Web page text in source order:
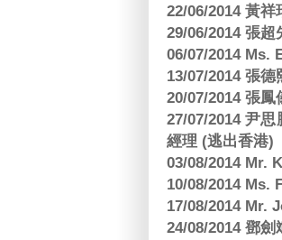
22/06/2014 黃
29/06/2014 張
06/07/2014 Ms.
13/07/2014 張
20/07/2014 張
27/07/2014 尹
經理 (逃出香港)
03/08/2014 Mr.
10/08/2014 Ms.
17/08/2014 Mr.
24/08/2014 鄧